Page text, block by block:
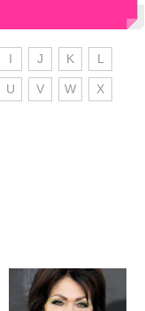
I J K L
U V W X